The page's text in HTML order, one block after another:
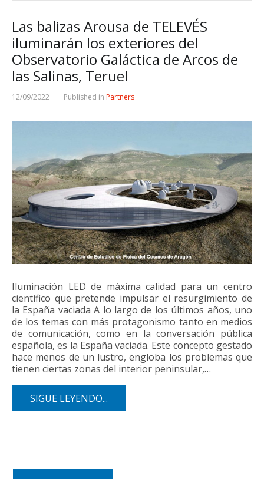
Las balizas Arousa de TELEVÉS
iluminarán los exteriores del
Observatorio Galáctica de Arcos de
las Salinas, Teruel
12/09/2022 Published in Partners
Iluminación LED de máxima calidad para un centro
científico que pretende impulsar el resurgimiento de
la España vaciada A lo largo de los últimos años, uno
de los temas con más protagonismo tanto en medios
de comunicación, como en la conversación pública
española, es la España vaciada. Este concepto gestado
hace menos de un lustro, engloba los problemas que
tienen ciertas zonas del interior peninsular,…
SIGUE LEYENDO...